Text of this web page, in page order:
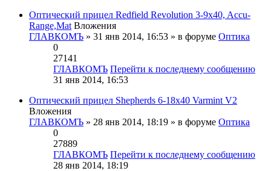
Оптический прицел Redfield Revolution 3-9x40, Accu-
Range,Mat Вложения
ГЛАВКОМЪ » 31 янв 2014, 16:53 » в форуме Оптика
0
27141
ГЛАВКОМЪ Перейти к последнему сообщению
31 янв 2014, 16:53
Оптический прицел Shepherds 6-18x40 Varmint V2
Вложения
ГЛАВКОМЪ » 28 янв 2014, 18:19 » в форуме Оптика
0
27889
ГЛАВКОМЪ Перейти к последнему сообщению
28 янв 2014, 18:19